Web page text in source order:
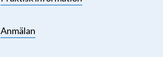
Anmälan